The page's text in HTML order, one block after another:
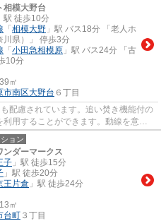
相模大野台
駅 徒歩10分
「 相模大野 」駅 バス18分 「老人ホ
川県）」 停歩3分
「 小田急相模原 」駅 バス24分 「古
10分
㎡
市南区大野台 ６丁目
配慮されています。追い焚き機能付の
用することができます。動線を意識
きで作業...
ョン
ンダーマークス
子 」駅 徒歩15分
」駅 徒歩20分
王片倉 」駅 徒歩24分
㎡
台町 ３丁目